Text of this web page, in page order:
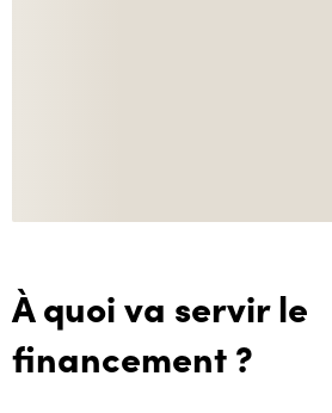
À quoi va servir le
financement ?